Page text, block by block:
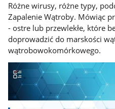
Różne wirusy, różne typy,
Zapalenie Wątroby. Mówiąc
- ostre lub przewlekłe, które
doprowadzić do marskości
wątrobowokomórkowego.